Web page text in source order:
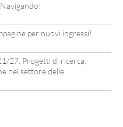
per nuovi ingressi!
27: Progetti di ricerca,
nel settore delle